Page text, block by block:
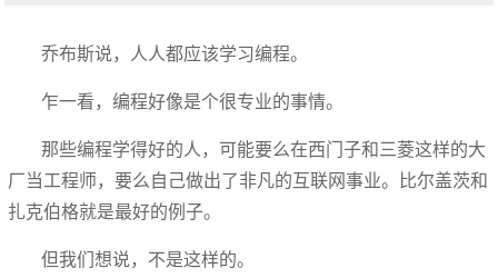
乔布斯说，人人都应该学习编程。
乍一看，编程好像是个很专业的事情。
那些编程学得好的人，可能要么在西门子和三菱这样的大
厂当工程师，要么自己做出了非凡的互联网事业。比尔盖茨和
扎克伯格就是最好的例子。
但我们想说，不是这样的。